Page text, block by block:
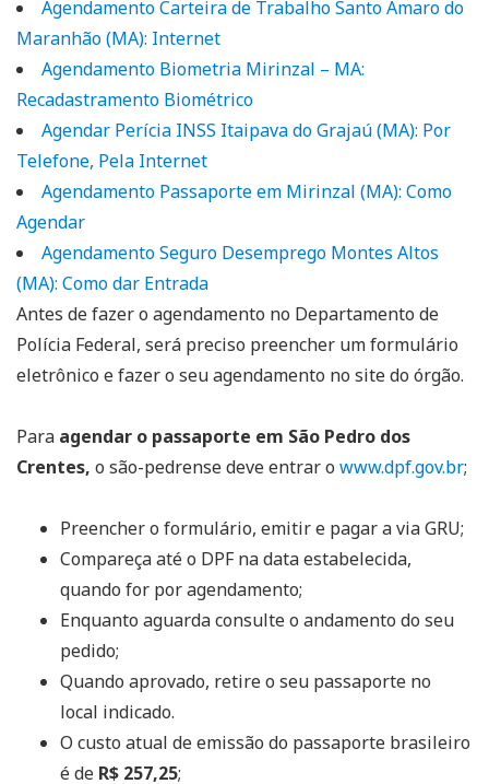
Agendamento Carteira de Trabalho Santo Amaro do
Maranhão (MA): Internet
Agendamento Biometria Mirinzal – MA:
Recadastramento Biométrico
Agendar Perícia INSS Itaipava do Grajaú (MA): Por
Telefone, Pela Internet
Agendamento Passaporte em Mirinzal (MA): Como
Agendar
Agendamento Seguro Desemprego Montes Altos
(MA): Como dar Entrada
Antes de fazer o agendamento no Departamento de
Polícia Federal, será preciso preencher um formulário
eletrônico e fazer o seu agendamento no site do órgão.
Para agendar o passaporte em São Pedro dos
Crentes, o são-pedrense deve entrar o www.dpf.gov.br;
Preencher o formulário, emitir e pagar a via GRU;
Compareça até o DPF na data estabelecida,
quando for por agendamento;
Enquanto aguarda consulte o andamento do seu
pedido;
Quando aprovado, retire o seu passaporte no
local indicado.
O custo atual de emissão do passaporte brasileiro
é de R$ 257,25;